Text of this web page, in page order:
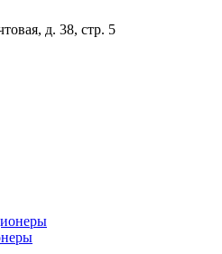
д. 38, стр. 5